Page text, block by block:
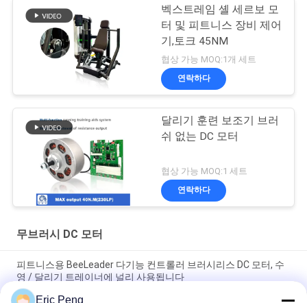
벡스트레임 셸 세르보 모
터 및 피트니스 장비 제어
기,토크 45NM
협상 가능 MOQ:1개 세트
연락하다
달리기 훈련 보조기 브러
쉬 없는 DC 모터
협상 가능 MOQ:1 세트
연락하다
무브러시 DC 모터
피트니스용 BeeLeader 다기능 컨트롤러 브러시리스 DC 모터, 수
영 / 달리기 트레이너에 널리 사용됩니다
Eric Peng